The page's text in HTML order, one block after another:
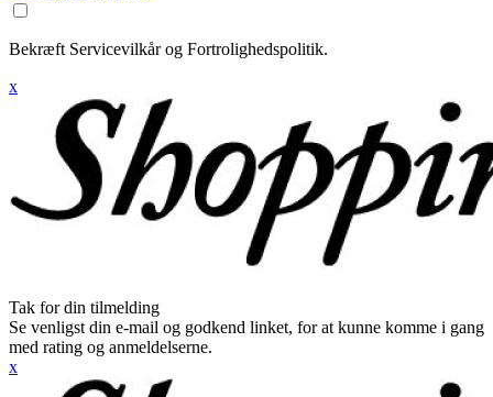
Bekræft Servicevilkår og Fortrolighedspolitik.
x
Tak for din tilmelding
Se venligst din e-mail og godkend linket, for at kunne komme i gang
med rating og anmeldelserne.
x